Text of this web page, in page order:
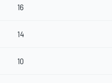
16
14
10